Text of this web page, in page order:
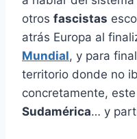
otros fascistas
atrás Europa al
Mundial, y para
territorio donde no
concretamente,
Sudamérica… y